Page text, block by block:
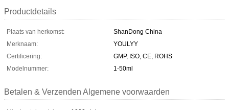
Productdetails
Plaats van herkomst:
ShanDong China
Merknaam:
YOULYY
Certificering:
GMP, ISO, CE, ROHS
Modelnummer:
1-50ml
Betalen & Verzenden Algemene voorwaarden